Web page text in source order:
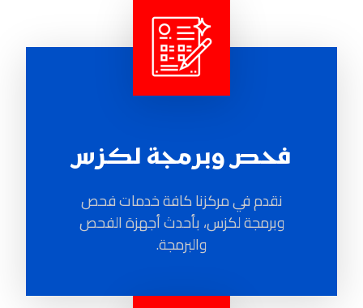
فحص وبرمجة لكزس
نقدم في مركزنا كافة خدمات فحص
وبرمجة لكزس، بأحدث أجهزة الفحص
والبرمجة.